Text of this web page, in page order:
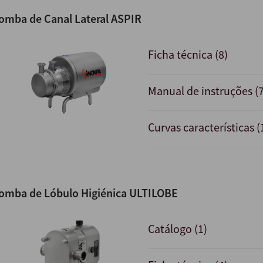
de Canal Lateral ASPIR
Ficha técnica (8)
Manual de instruções
Curvas características
de Lóbulo Higiénica ULTILOBE
Catálogo (1)